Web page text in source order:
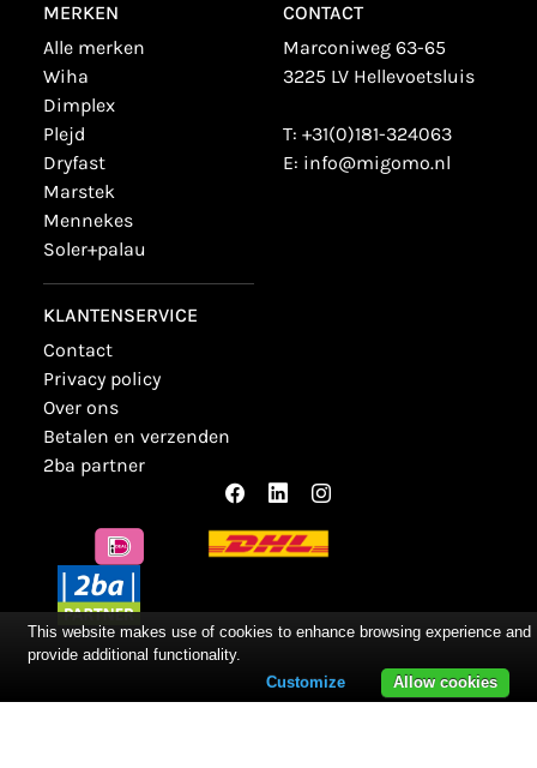
MERKEN
alle merken
wiha
dimplex
plejd
dryfast
marstek
mennekes
soler+palau
KLANTENSERVICE
contact
privacy policy
over ons
betalen en verzenden
2ba partner
CONTACT
Marconiweg 63-65
3225 LV Hellevoetsluis
T: +31(0)181-324063
E: info@migomo.nl
This website makes use of cookies to enhance browsing experience and
provide additional functionality.
Allow cookies
Customize